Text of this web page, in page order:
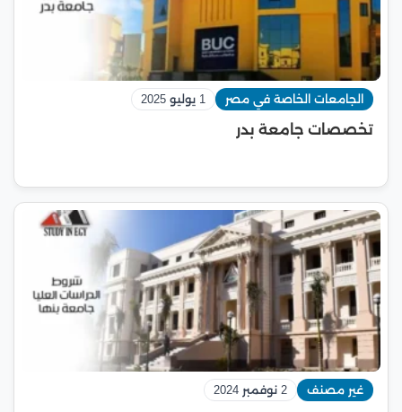
الجامعات الخاصة في مصر 1 يوليو 2025
تخصصات جامعة بدر
غير مصنف 2 نوفمبر 2024